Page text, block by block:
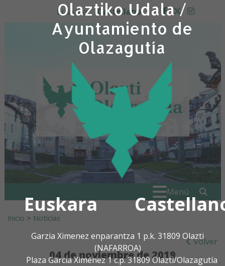
Olaztiko Udala /
Ayuntamiento de
Olazagutía
Euskara
Garzia Ximenez enparantza 1 p.k. 31809 Olazti
(NAFARROA)
Plaza García Ximénez 1 c.p. 31809 Olazti/Olazagutía
Euskara Castellano facebook
twitter
Menú
Inicio > Noticias
Volver
04 de noviembre de 2019